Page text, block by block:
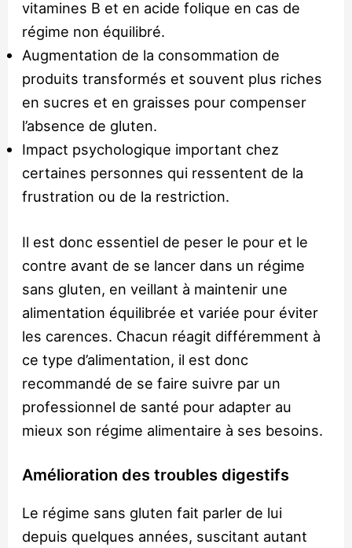
vitamines B et en acide folique en cas de
régime non équilibré.
Augmentation de la consommation de
produits transformés et souvent plus riches
en sucres et en graisses pour compenser
l’absence de gluten.
Impact psychologique important chez
certaines personnes qui ressentent de la
frustration ou de la restriction.
Il est donc essentiel de peser le pour et le
contre avant de se lancer dans un régime
sans gluten, en veillant à maintenir une
alimentation équilibrée et variée pour éviter
les carences. Chacun réagit différemment à
ce type d’alimentation, il est donc
recommandé de se faire suivre par un
professionnel de santé pour adapter au
mieux son régime alimentaire à ses besoins.
Amélioration des troubles digestifs
Le régime sans gluten fait parler de lui
depuis quelques années, suscitant autant